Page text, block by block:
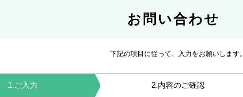
お問い合わせ
下記の項目に従って、入力をお願いします。
1 ご入力 2 内容のご確認